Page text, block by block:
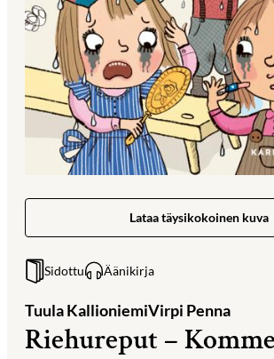
Lataa täysikokoinen kuva
Sidottu Äänikirja
Tuula KallioniemiVirpi Penna
Riehureput –